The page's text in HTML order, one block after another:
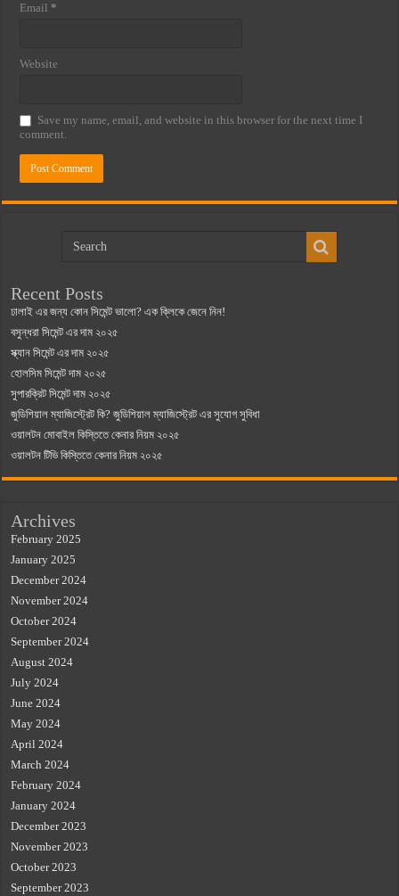
Email *
Website
Save my name, email, and website in this browser for the next time I
comment.
Recent Posts
ঢালাই এর জন্য কোন সিমেন্ট ভালো? এক ক্লিকে জেনে নিন!
বসুন্ধরা সিমেন্ট এর দাম ২০২৫
স্ক্যান সিমেন্ট এর দাম ২০২৫
হোলসিম সিমেন্ট দাম ২০২৫
সুপারক্রিট সিমেন্ট দাম ২০২৫
জুডিশিয়াল ম্যাজিস্ট্রেট কি? জুডিশিয়াল ম্যাজিস্ট্রেট এর সুযোগ সুবিধা
ওয়ালটন মোবাইল কিস্তিতে কেনার নিয়ম ২০২৫
ওয়ালটন টিভি কিস্তিতে কেনার নিয়ম ২০২৫
Archives
February 2025
January 2025
December 2024
November 2024
October 2024
September 2024
August 2024
July 2024
June 2024
May 2024
April 2024
March 2024
February 2024
January 2024
December 2023
November 2023
October 2023
September 2023